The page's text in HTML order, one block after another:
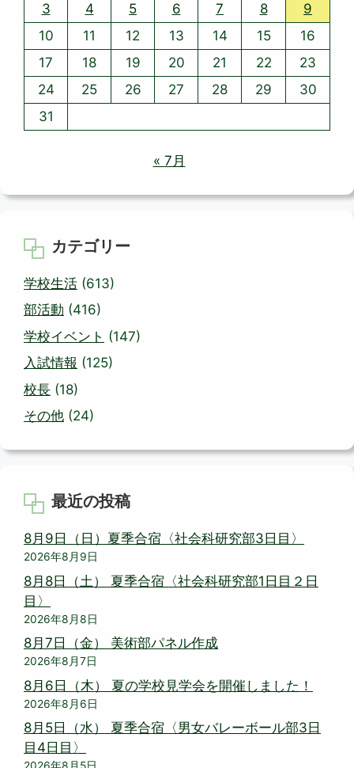
3
4 5 6 7 8
9
10
11 12 13 14 15
16
17
18 19 20 21 22
23
24
25 26 27 28 29
30
31
« 7月
カテゴリー
学校生活 (613)
部活動 (416)
学校イベント (147)
入試情報 (125)
校長 (18)
その他 (24)
最近の投稿
8月9日（日）夏季合宿〈社会科研究部3日目〉
2026年8月9日
8月8日（土） 夏季合宿〈社会科研究部1日目２日
目〉
2026年8月8日
8月7日（金） 美術部パネル作成
2026年8月7日
8月6日（木） 夏の学校見学会を開催しました！
2026年8月6日
8月5日（水） 夏季合宿〈男女バレーボール部3日
目4日目〉